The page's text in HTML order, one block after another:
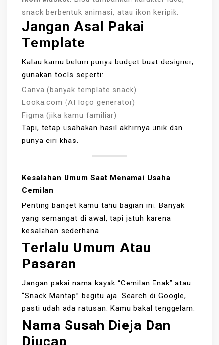
snack berbentuk animasi, atau ikon keripik.
Jangan Asal Pakai
Template
Kalau kamu belum punya budget buat designer,
gunakan tools seperti:
Canva (banyak template snack)
Looka.com (AI logo generator)
Figma (jika kamu familiar)
Tapi, tetap usahakan hasil akhirnya unik dan
punya ciri khas.
Kesalahan Umum Saat Menamai Usaha
Cemilan
Penting banget kamu tahu bagian ini. Banyak
yang semangat di awal, tapi jatuh karena
kesalahan sederhana.
Terlalu Umum Atau
Pasaran
Jangan pakai nama kayak “Cemilan Enak” atau
“Snack Mantap” begitu aja. Search di Google,
pasti udah ada ratusan. Kamu bakal tenggelam.
Nama Susah Dieja Dan
Diucap